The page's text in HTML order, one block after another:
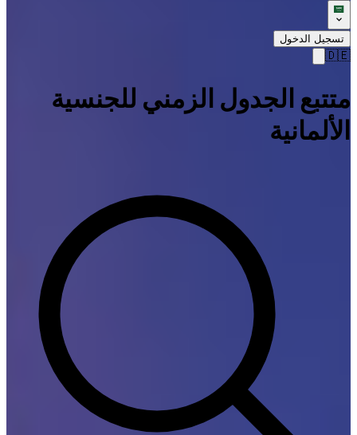
تسجيل الدخول
🇩🇪
متتبع الجدول الزمني للجنسية
الألمانية